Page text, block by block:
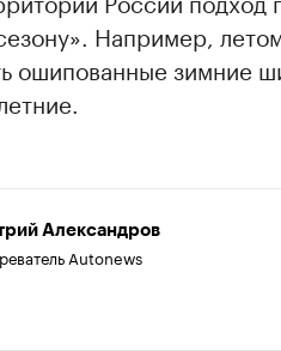
Например,
ошипованные зимние
Александров
Autonews